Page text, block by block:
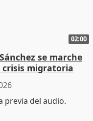
02:00
se marche
crisis migratoria